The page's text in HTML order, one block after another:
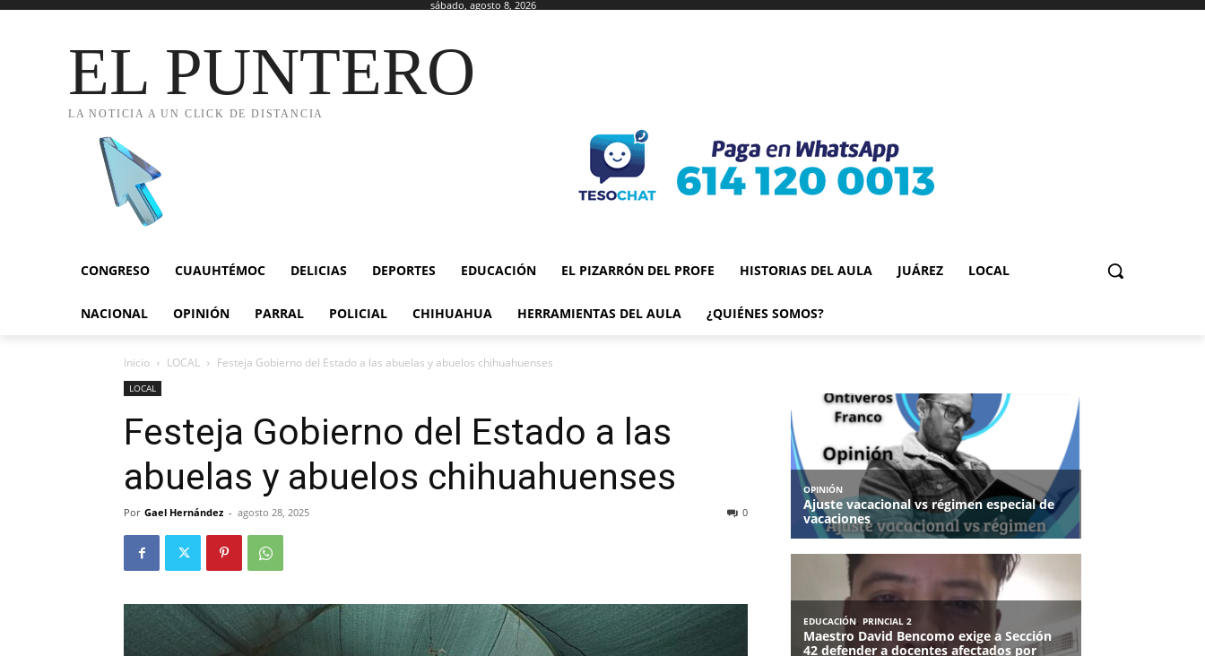
sábado, agosto 8, 2026
EL PUNTERO
LA NOTICIA A UN CLICK DE DISTANCIA
CONGRESO CUAUHTÉMOC DELICIAS DEPORTES EDUCACIÓN EL PIZARRÓN DEL PROFE HISTORIAS DEL AULA JUÁREZ LOCAL
NACIONAL OPINIÓN PARRAL POLICIAL CHIHUAHUA HERRAMIENTAS DEL AULA ¿QUIÉNES SOMOS?
Inicio LOCAL Festeja Gobierno del Estado a las abuelas y abuelos chihuahuenses
LOCAL
Festeja Gobierno del Estado a las
abuelas y abuelos chihuahuenses
Por Gael Hernández - agosto 28, 2025 0